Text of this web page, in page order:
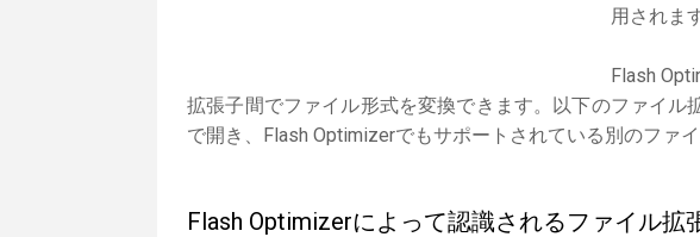
用されま
Flash
拡張子間でファイル形式を変換できます。以下のファイル
で開き、Flash Optimizerでもサポートされている別のファ
Flash Optimizerによって認識されるファイル拡